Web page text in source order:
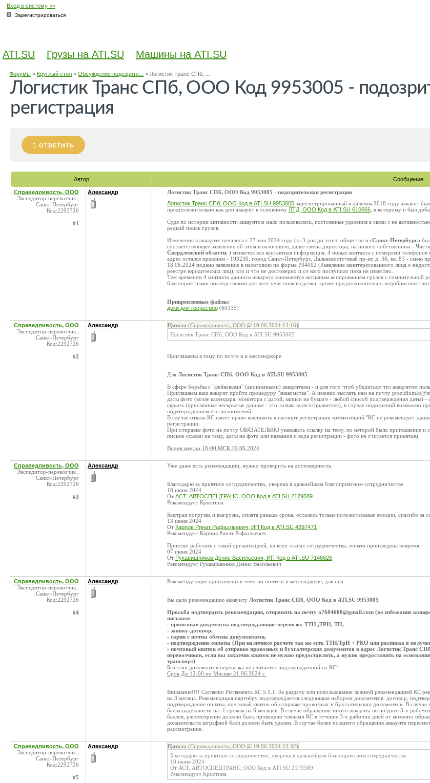
Вход в систему >>
Зарегистрироваться
ATI.SU Грузы на ATI.SU Машины на ATI.SU
Форумы >Круглый стол >Обсуждение подозрите... > Логистик Транс СПб, ...
Логистик Транс СПб, ООО Код 9953005 -
регистрация
ОТВЕТИТЬ
Автор Сообщение
Справедливость, ООО
Экспедитор-перевозчик ,
Санкт-Петербург
Код:2292726
#1
Александр
Логистик Транс СПб, ООО Код 9953005 - подозрительная регистрация
Логистик Транс СПб, ООО Код в ATI.SU 9953005 зарегистрированный в далеком 2018 году аккаунт
предположительно как доп аккаунт к основному ЛТД, ООО Код в ATI.SU 610666 , к которому и был
Судя по истории активности аккаунтом мало пользовались, постоянные удаления в связи с не
редкий поиск грузов.
Изменения в аккаунте начались с 27 мая 2024 года (за 3 дня до этого общество из Санкт-Петербурга
соответствующее заявление об этом в налоговую, далее смена директора, на нового собственника -
Свердловской области. ) меняется вся контактная информация, 4 новых контакта с номерами
адрес остался прежним - 193230, город Санкт-Петербург, Дальневосточный пр-кт, д. 38, кв. 83 - смею
18.06.2024 подано заявление в налоговою по форме Р34002 (Заявление заинтересованного лица о
реестре юридических лиц), кто и что не достоверно и от кого поступило пока не известно.
Тем временем 4 контакта данного аккаунта занимаются активным копированием грузов с сомнительной
благоприятными последствиями для всех участников сделки, кроме предположительно
Прикрепленные файлы:
доки для госрег.png (60335)
Справедливость, ООО
Экспедитор-перевозчик ,
Санкт-Петербург
Код:2292726
#2
Александр Цитата (Справедливость, ООО @ 19.06.2024 13:16)
Логистик Транс СПб, ООО Код в ATI.SU 9953005
Приглашены в тему по почте и в мессенджере
Для Логистик Транс СПб, ООО Код в ATI.SU 9953005
В сфере борьбы с "фейковыми" (анонимными) аккаунтами - и для того чтоб убедиться что аккаунтом
Приглашаем ваш аккаунт пройти процедуру "знакомства". А именно выслать нам на почту
даты фото (возле календаря, монитора с датой, записи на бумаге - любой способ подтверждения
скрыть (присланные нескрытые данные - это только воля отправителя), в случае подозрений возможно
подтверждением его полномочий
В случае отказа КС имеет право выставить в паспорт регистрации комментарий "КС не рекомендует
регистрации.
При отправке фото на почту ОБЯЗАТЕЛЬНО указывать ссылку на тему, по которой было приглашение и
письме ссылки на тему, даты на фото или названия и кода регистрации - фото не считается принятым
Время вам до 18-00 МСК 19.06.2024
Справедливость, ООО
Экспедитор-перевозчик ,
Санкт-Петербург
Код:2292726
#3
Александр Уже даже есть рекомендации, нужно проверить на достоверность:
Благодарю за приятное сотрудничество, уверена в дальнейшем благоприятном сотрудничестве
18 июня 2024
От АСТ, АВТОСПЕЦТРАНС, ООО Код в ATI.SU 2179589
Рекомендует Кристина
Быстрая погрузка и выгрузка, оплата раньше срока, остались только положительные эмоции, спасибо
13 июня 2024
От Карпов Ринат Рафаэльевич, ИП Код в ATI.SU 4397471
Рекомендует Карпов Ринат Рафаэльевич
Приятно работать с такой организацией, на всех этапах сотрудничества, оплата произведена вовремя.
07 июня 2024
От Рукавишников Денис Васильевич, ИП Код в ATI.SU 7146626
Рекомендует Рукавишников Денис Васильевич
Справедливость, ООО
Экспедитор-перевозчик ,
Санкт-Петербург
Код:2292726
#4
Александр Рекомендующие приглашены в тему по почте и в мессенджере, для них
Вы дали рекомендацию аккаунту Логистик Транс СПб, ООО Код в ATI.SU 9953005
Просьба подтвердить рекомендацию, отправить на почту a7604600@gmail.com (во избежание
письмом
- провозные документы подтверждающие перевозку ТТН ,ТРН, ТН,
- заявку-договор,
- скрин с почты обмена документами,
- подтверждение оплаты (При наличном расчете так же есть ТТН/ТрН + РКО или расписка в
- почтовый квиток об отправке провозных и бухгалтерских документов в адрес Логистик Транс
перевозчиков, если вы заказчик квиток не нужно предоставлять, а нужно предоставить на
транспорт)
Без этих документов перевозка не считается подтвержденной на КС!
Срок До 12-00 по Москве 21.06.2024 г.
Внимание!!!! Согласно Регламента КС 5.1.1. За раздачу или использование ложной рекомендацией КС
на 3 месяца. Рекомендация партнёру подтверждается следующим набором документов: договор,
подтверждение оплаты, почтовый квиток об отправке провозных и бухгалтерских документов. В
балла надежности на -1 сроком на 6 месяцев. В случае обращения такого аккаунта не позднее 3-х
баллов, рассмотрение должно быть проведено членами КС в течение 3-х рабочих дней от момента
доказательств штрафной балл должен быть удален. В случае более позднего обращения аккаунта
рассмотрение.
Справедливость, ООО
Экспедитор-перевозчик ,
Санкт-Петербург
Код:2292726
#5
Александр Цитата (Справедливость, ООО @ 19.06.2024 13:32)
Благодарю за приятное сотрудничество, уверена в дальнейшем благоприятном сотрудничестве
18 июня 2024
От АСТ, АВТОСПЕЦТРАНС, ООО Код в ATI.SU 2179589
Рекомендует Кристина